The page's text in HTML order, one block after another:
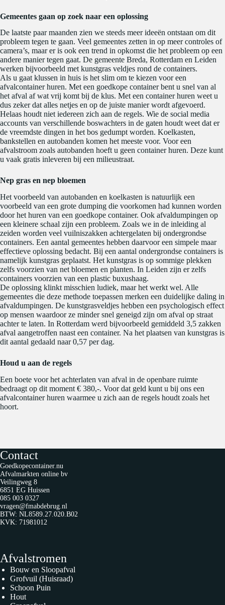
Gemeentes gaan op zoek naar een oplossing
De laatste paar maanden zien we steeds meer ideeën ontstaan om dit
probleem tegen te gaan. Veel gemeentes zetten in op meer controles of
camera’s, maar er is ook een trend in opkomst die het probleem op een
andere manier tegen gaat. De gemeente Breda, Rotterdam en Leiden
werken bijvoorbeeld met kunstgras veldjes rond de containers.
Als u gaat klussen in huis is het slim om te kiezen voor een
afvalcontainer huren. Met een goedkope container bent u snel van al
het afval af wat vrij komt bij de klus. Met een container huren weet u
dus zeker dat alles netjes en op de juiste manier wordt afgevoerd.
Helaas houdt niet iedereen zich aan de regels. Wie de social media
accounts van verschillende boswachters in de gaten houdt weet dat er
de vreemdste dingen in het bos gedumpt worden. Koelkasten,
bankstellen en autobanden komen het meeste voor. Voor een
afvalstroom zoals autobanden hoeft u geen container huren. Deze kunt
u vaak gratis inleveren bij een milieustraat.
Nep gras en nep bloemen
Het voorbeeld van autobanden en koelkasten is natuurlijk een
voorbeeld van een grote dumping die voorkomen had kunnen worden
door het huren van een goedkope container. Ook afvaldumpingen op
een kleinere schaal zijn een probleem. Zoals we in de inleiding al
zeiden worden veel vuilniszakken achtergelaten bij ondergrondse
containers. Een aantal gemeentes hebben daarvoor een simpele maar
effectieve oplossing bedacht. Bij een aantal ondergrondse containers is
namelijk kunstgras geplaatst. Het kunstgras is op sommige plekken
zelfs voorzien van net bloemen en planten. In Leiden zijn er zelfs
containers voorzien van een plastic buxushaag.
De oplossing klinkt misschien ludiek, maar het werkt wel. Alle
gemeentes die deze methode toepassen merken een duidelijke daling in
afvaldumpingen. De kunstgrasveldjes hebben een psychologisch effect
op mensen waardoor ze minder snel geneigd zijn om afval op straat
achter te laten. In Rotterdam werd bijvoorbeeld gemiddeld 3,5 zakken
afval aangetroffen naast een container. Na het plaatsen van kunstgras is
dit aantal gedaald naar 0,57 per dag.
Houd u aan de regels
Een boete voor het achterlaten van afval in de openbare ruimte
bedraagt op dit moment € 380,-. Voor dat geld kunt u bij ons een
afvalcontainer huren waarmee u zich aan de regels houdt zoals het
hoort.
Contact
Goedkopecontainer.nu
Afvalmarkten online bv
Veilingweg 8
6851 EG Huissen
085 003 0327
vragen@fmabdebrug.nl
BTW: NL8589.27.020.B02
KVK: 71981012
Afvalstromen
Bouw en Sloopafval
Grofvuil (Huisraad)
Schoon Puin
Hout